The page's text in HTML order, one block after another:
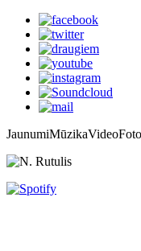
JaunumiMūzikaVideoFoto